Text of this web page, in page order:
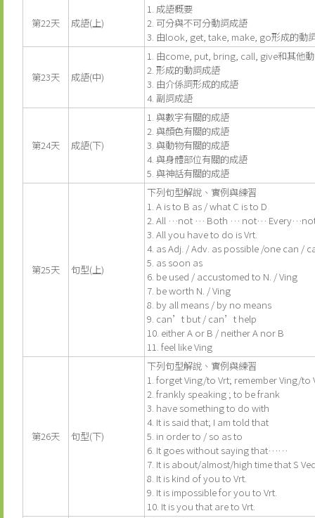
第22天 成語(上)
1. 成語概要
2. 可分與不可分動詞成語
3. 由look, get, take, make, go形成的動
第23天 成語(中)
1. 由come, put, bring, call, give和其他
2. 形成的動詞成語
3. 由介係詞形成的成語
4. 副詞成語
第24天 成語(下)
1. 與數字有關的成語
2. 與顏色有關的成語
3. 與動物有關的成語
4. 與身體部位有關的成語
5. 與神話有關的成語
第25天 句型(上)
下列句型解說、實例與練習
1. A is to B as / what C is to D
2. All …not … Both … not…
3. All you have to do is Vrt.
4. as Adj. / Adv. as possible /one can /
5. as soon as
6. be used / accustomed to N. / Ving
7. be worth N. / Ving
8. by all means / by no means
9. can’t but / can’t help
10. either A or B / neither A nor B
11. feel like Ving
第26天 句型(下)
下列句型解說、實例與練習
1. forget Ving/to Vrt; remember Ving/to
2. frankly speaking ; to be frank
3. have something to do with
4. It is said that; I am told that
5. in order to / so as to
6. It goes without saying that……
7. It is about/almost/high time that S
8. It is kind of you to Vrt.
9. It is impossible for you to Vrt.
10. It is you that are to Vrt.